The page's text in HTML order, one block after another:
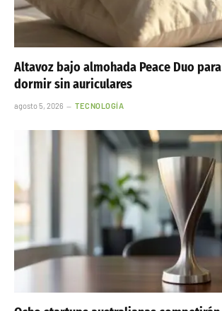
Altavoz bajo almohada Peace Duo
dormir sin auriculares
agosto 5, 2026 TECNOLOGÍA